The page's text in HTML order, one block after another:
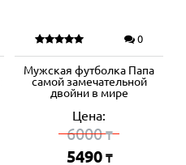
0
Мужская футболка Папа
самой замечательной
двойни в мире
Цена:
6000₸
5490 ₸